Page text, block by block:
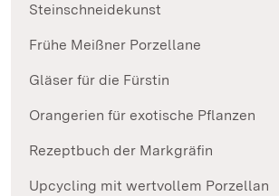
Steinschneidekunst
Frühe Meißner Porzellane
Gläser für die Fürstin
Orangerien für exotische Pflanzen
Rezeptbuch der Markgräfin
Upcycling mit wertvollem Porzellan